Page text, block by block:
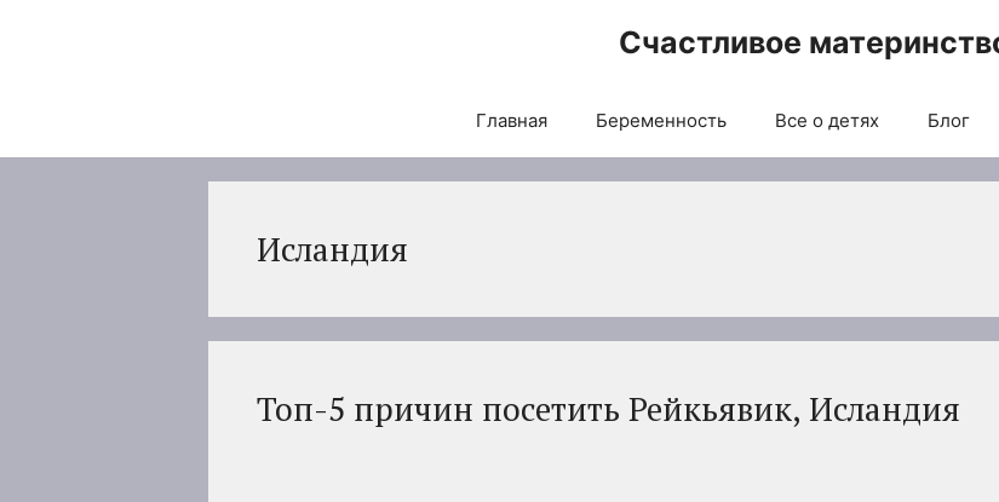
Счастливое
Главная Беременность Все о детях Блог
Исландия
Топ-5 причин посетить Рейкьявик, Исландия